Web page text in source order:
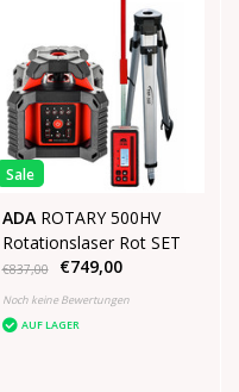
Sale
ADA ROTARY 500HV
Rotationslaser Rot SET
€837,00 €749,00
Noch keine Bewertungen
AUF LAGER